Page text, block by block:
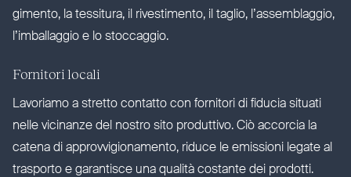
gimento, la tessitura, il rive­stimento, il taglio, l’as­sem­blaggio,
l’im­ballaggio e lo stoccaggio.
Fornitori locali
Lavoriamo a stretto contatto con fornitori di fiducia situati
nelle vicinanze del nostro sito pro­duttivo. Ciò accorcia la
catena di approv­vi­gio­namento, riduce le emissioni legate al
trasporto e garantisce una qualità costante dei prodotti.